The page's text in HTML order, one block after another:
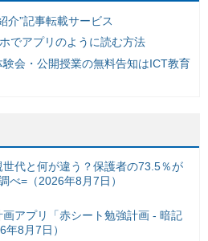
介”記事転載サービス
でアプリのように読む方法
会・公開授業の無料告知はICT教育
代と何が違う？保護者の73.5％が
べ=（2026年8月7日）
アプリ「赤シート勉強計画 - 暗記
8月7日）